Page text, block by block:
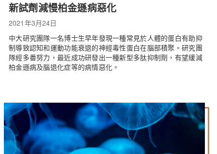
新試劑減慢柏金遜病惡化
2021年3月24日
中大研究團隊一名博士生早年發現一種常見於人體的蛋白有助抑
制導致認知和運動功能衰退的神經毒性蛋白在腦部積聚。研究團
隊經多番努力，最近成功研發出一種新型多肽抑制劑，有望緩減
柏金遜病及腦退化症等的病情惡化。